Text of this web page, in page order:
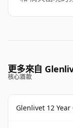
更多來自
核心酒款
Glenlivet 12 Year